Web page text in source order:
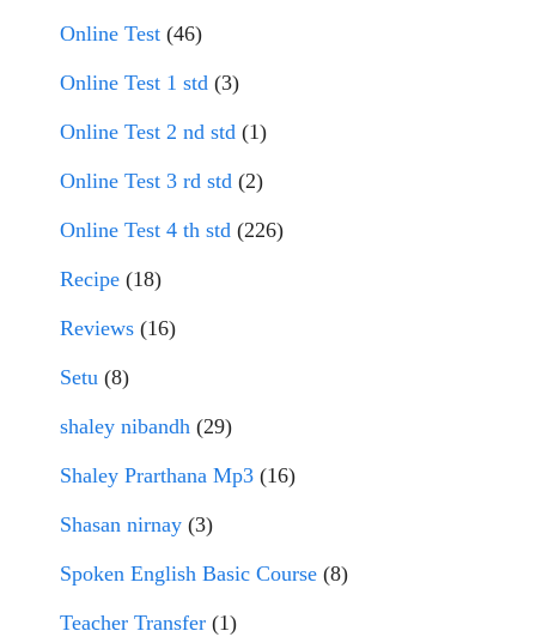
Online Test (46)
Online Test 1 std (3)
Online Test 2 nd std (1)
Online Test 3 rd std (2)
Online Test 4 th std (226)
Recipe (18)
Reviews (16)
Setu (8)
shaley nibandh (29)
Shaley Prarthana Mp3 (16)
Shasan nirnay (3)
Spoken English Basic Course (8)
Teacher Transfer (1)